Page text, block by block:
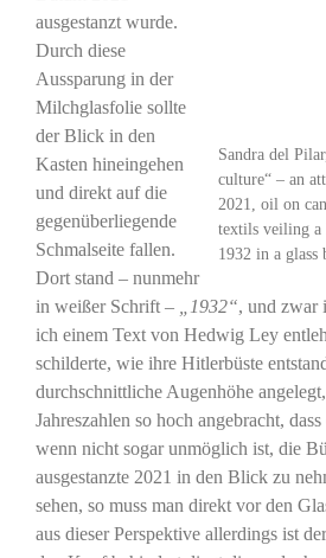
Sandra del
culture“ – an
2021, oil on
textils veiling
1932 in a glass
ausgestanzt wurde.
Durch diese
Aussparung in der
Milchglasfolie sollte
der Blick in den
Kasten hineingehen
und direkt auf die
gegenüberliegende
Schmalseite fallen.
Dort stand – nunmehr
in weißer Schrift – „1932“, und zwar
ich einem Text von Hedwig Ley
schilderte, wie ihre Hitlerbüste
durchschnittliche Augenhöhe
Jahreszahlen so hoch angebracht,
wenn nicht sogar unmöglich ist, die
ausgestanzte 2021 in den Blick zu
sehen, so muss man direkt vor den
aus dieser Perspektive allerdings ist